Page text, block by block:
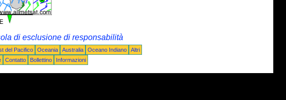
di esclusione di responsabilità
del Pacifico Oceania Australia Oceano Indiano
Altri
Contatto Bollettino Informazioni